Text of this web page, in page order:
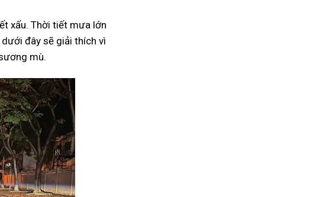
xấu. Thời tiết mưa lớn
đây sẽ giải thích vì
mù.